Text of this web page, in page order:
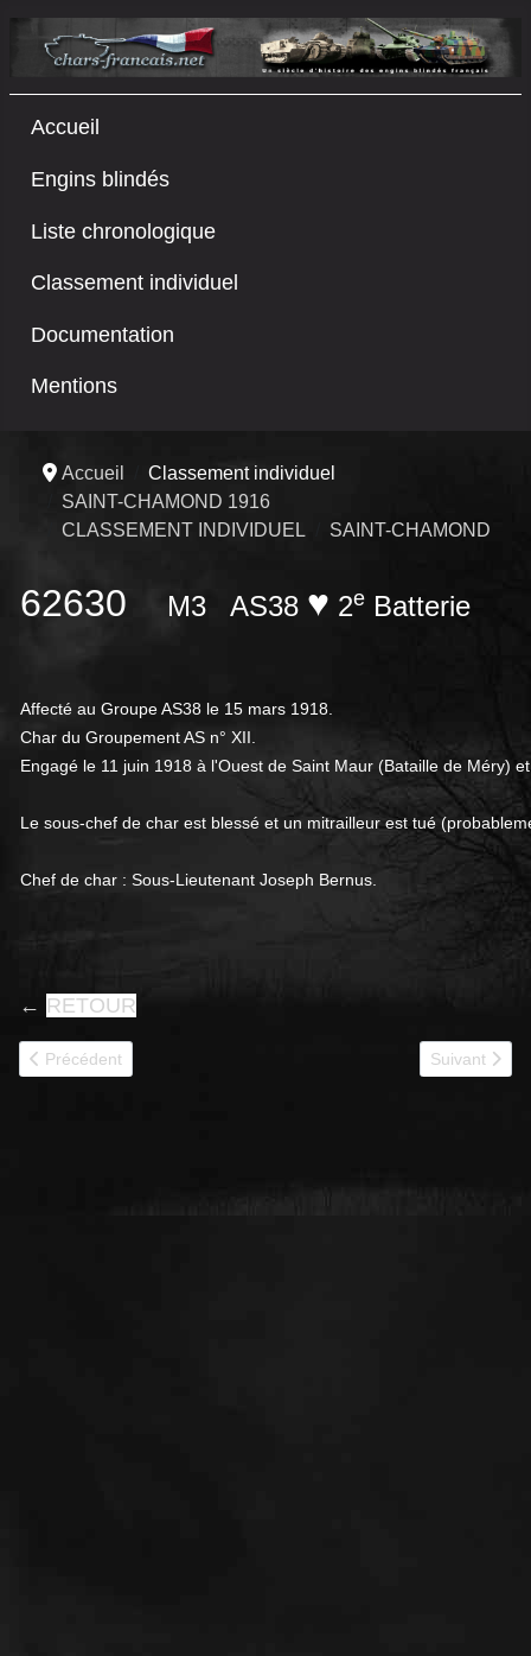
Accueil
Engins blindés
Liste chronologique
Classement individuel
Documentation
Mentions
Accueil
Classement individuel
SAINT-CHAMOND 1916
CLASSEMENT INDIVIDUEL
SAINT-CHAMOND
62630 M3 AS38 ♥ 2e Batterie
Affecté au Groupe AS38 le 15 mars 1918.
Char du Groupement AS n° XII.
Engagé le 11 juin 1918 à l'Ouest de Saint Maur (Bataille de Méry)
Le sous-chef de char est blessé et un mitrailleur est tué
Chef de char : Sous-Lieutenant Joseph Bernus.
← RETOUR
Article précédent : 62631
Précédent Article
Suivant